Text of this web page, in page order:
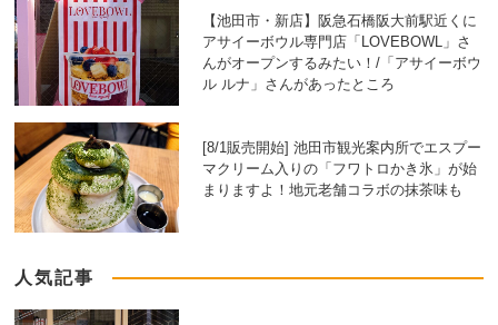
【池田市・新店】阪急石橋阪大前駅近くに
アサイーボウル専門店「LOVEBOWL」さ
んがオープンするみたい！/「アサイーボウ
ル ルナ」さんがあったところ
[8/1販売開始] 池田市観光案内所でエスプー
マクリーム入りの「フワトロかき氷」が始
まりますよ！地元老舗コラボの抹茶味も
人気記事